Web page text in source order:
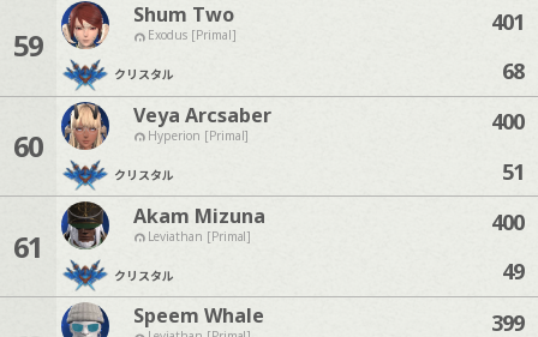
59
Shum Two
Exodus [Primal]
クリスタル
401
68
60
Veya Arcsaber
Hyperion [Primal]
クリスタル
400
51
61
Akam Mizuna
Leviathan [Primal]
クリスタル
400
49
Speem Whale
399